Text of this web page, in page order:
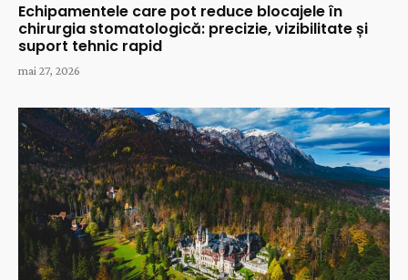
Echipamentele care pot reduce blocajele în
chirurgia stomatologică: precizie, vizibilitate și
suport tehnic rapid
mai 27, 2026